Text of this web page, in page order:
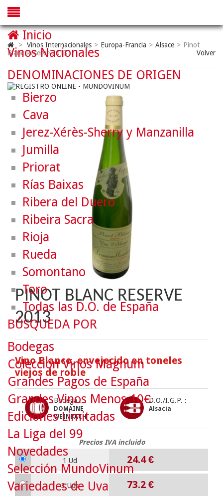
> Vinos Internacionales > Europa-Francia > Alsace > Pinot
Blanc Reserve 2013
Volver
PINOT BLANC RESERVE
2013
Vino Blanco, envejecido en toneles
viejos de roble
Bodega :
DOMAINE
WEINBACH
D.O./I.G.P. :
Alsacia
Precios IVA incluido
1 Ud 24.4€
3 Uds 73.2 €
Inicio
Vinos Nacionales
DENOMINACIONES DE ORIGEN
Bierzo
Cava
Jerez-Xérès-Sherry y Manzanilla
Jumilla
Priorat
Rías Baixas
Ribera del Duero
Ribeira Sacra
Rioja
Rueda
Somontano
Toro
Todas las D.O. de España
BÚSQUEDA POR
Bodegas
Colección Vinos Mágnum
Grandes Pagos de España
Grandes Vinos Menos 10€
Ediciones Limitadas
La Liga del 99
Novedades
Selección MundoVinum
Variedades de Uva